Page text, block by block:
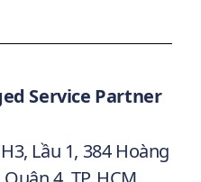
Service Partner
Lầu 1, 384 Hoàng